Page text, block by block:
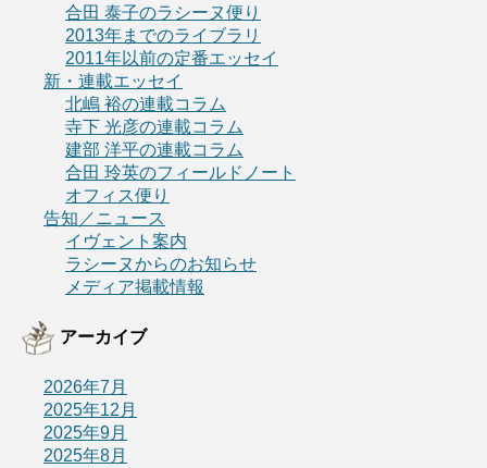
合田 泰子のラシーヌ便り
2013年までのライブラリ
2011年以前の定番エッセイ
新・連載エッセイ
北嶋 裕の連載コラム
寺下 光彦の連載コラム
建部 洋平の連載コラム
合田 玲英のフィールドノート
オフィス便り
告知／ニュース
イヴェント案内
ラシーヌからのお知らせ
メディア掲載情報
アーカイブ
2026年7月
2025年12月
2025年9月
2025年8月